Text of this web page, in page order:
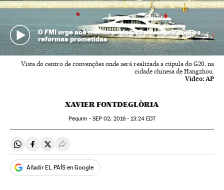
O FMI urge aos membros do G20 a cumprir com as
reformas prometidas
Vista do centro de convenções onde será realizada a cúpula do G20, na
cidade chinesa de Hangzhou.
Vídeo: AP
XAVIER FONTDEGLÒRIA
Pequim - SEP 02, 2016 - 13:24EDT
Compartir en Whatsapp
Compartir en Facebook
Compartir en Twitter
Desplegar Redes Sociales
Añadir EL PAÍS en Google